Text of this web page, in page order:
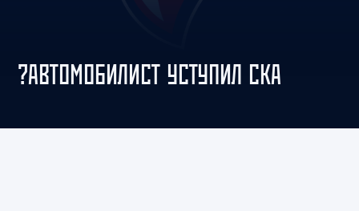
?АВТОМОБИЛИСТ УСТУПИЛ СКА